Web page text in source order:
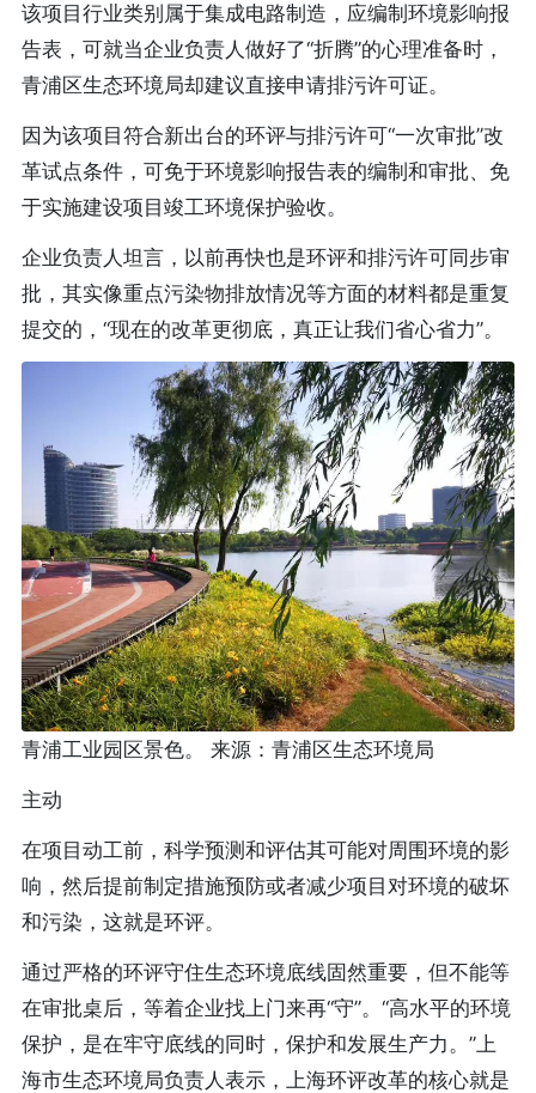
该项目行业类别属于集成电路制造，应编制环境影响报
告表，可就当企业负责人做好了“折腾”的心理准备时，
青浦区生态环境局却建议直接申请排污许可证。
因为该项目符合新出台的环评与排污许可“一次审批”改
革试点条件，可免于环境影响报告表的编制和审批、免
于实施建设项目竣工环境保护验收。
企业负责人坦言，以前再快也是环评和排污许可同步审
批，其实像重点污染物排放情况等方面的材料都是重复
提交的，“现在的改革更彻底，真正让我们省心省力”。
青浦工业园区景色。 来源：青浦区生态环境局
主动
在项目动工前，科学预测和评估其可能对周围环境的影
响，然后提前制定措施预防或者减少项目对环境的破坏
和污染，这就是环评。
通过严格的环评守住生态环境底线固然重要，但不能等
在审批桌后，等着企业找上门来再“守”。“高水平的环境
保护，是在牢守底线的同时，保护和发展生产力。”上
海市生态环境局负责人表示，上海环评改革的核心就是